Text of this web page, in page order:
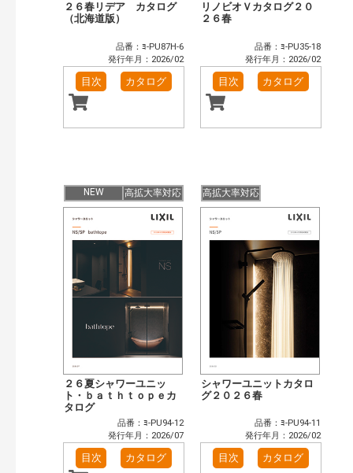
２６春リデア カタログ
（北海道版）
品番：ﾖ-PU87H-6
発行年月：2026/02
目次 カタログ
リノビオＶカタログ２０
２６春
品番：ﾖ-PU35-18
発行年月：2026/02
目次 カタログ
NEW 高拡大率対応
２６夏シャワーユニッ
ト・ｂａｔｈｔｏｐｅカ
タログ
品番：ﾖ-PU94-12
発行年月：2026/07
目次 カタログ
高拡大率対応
シャワーユニットカタロ
グ２０２６春
品番：ﾖ-PU94-11
発行年月：2026/02
目次 カタログ